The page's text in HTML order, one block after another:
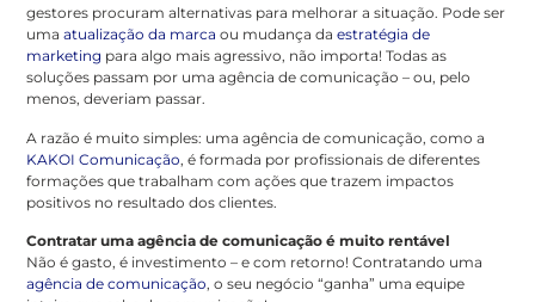
gestores procuram alternativas para melhorar a situação. Pode ser
umaatualização da marca ou mudança daestratégia de
marketing para algo mais agressivo, não importa! Todas as
soluções passam por uma agência de comunicação – ou, pelo
menos, deveriam passar.
A razão é muito simples: uma agência de comunicação, como a
KAKOI Comunicação, é formada por profissionais de diferentes
formações que trabalham com ações que trazem impactos
positivos no resultado dos clientes.
Contratar uma agência de comunicação é muito rentável
Não é gasto, é investimento – e com retorno! Contratando uma
agência de comunicação, o seu negócio “ganha” uma equipe